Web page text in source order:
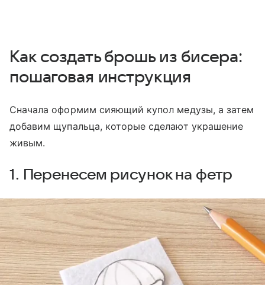
Как создать брошь из бисера:
пошаговая инструкция
Сначала оформим сияющий купол медузы, а затем
добавим щупальца, которые сделают украшение
живым.
1. Перенесем рисунок на фетр